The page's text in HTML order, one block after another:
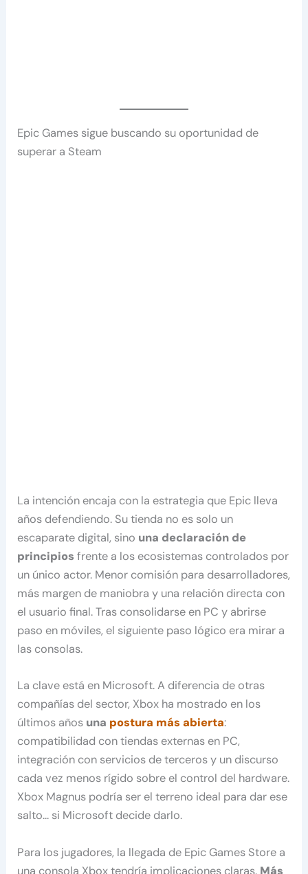
Epic Games sigue buscando su oportunidad de
superar a Steam
La intención encaja con la estrategia que Epic lleva
años defendiendo. Su tienda no es solo un
escaparate digital, sino una declaración de
principios frente a los ecosistemas controlados por
un único actor. Menor comisión para desarrolladores,
más margen de maniobra y una relación directa con
el usuario final. Tras consolidarse en PC y abrirse
paso en móviles, el siguiente paso lógico era mirar a
las consolas.
La clave está en Microsoft. A diferencia de otras
compañías del sector, Xbox ha mostrado en los
últimos años una postura más abierta:
compatibilidad con tiendas externas en PC,
integración con servicios de terceros y un discurso
cada vez menos rígido sobre el control del hardware.
Xbox Magnus podría ser el terreno ideal para dar ese
salto… si Microsoft decide darlo.
Para los jugadores, la llegada de Epic Games Store a
una consola Xbox tendría implicaciones claras. Más